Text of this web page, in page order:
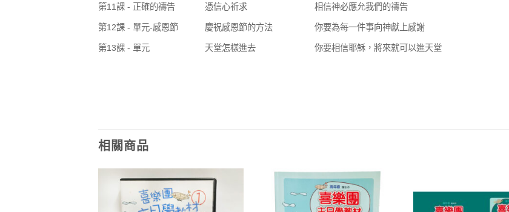
第11課 - 正確的禱告 憑信心祈求 相信神必應允我們的禱告
第12課 - 單元-感恩節 慶祝感恩節的方法 你要為每一件事向神獻上感謝
第13課 - 單元 天堂怎樣進去 你要相信耶穌，將來就可以進天堂
相關商品